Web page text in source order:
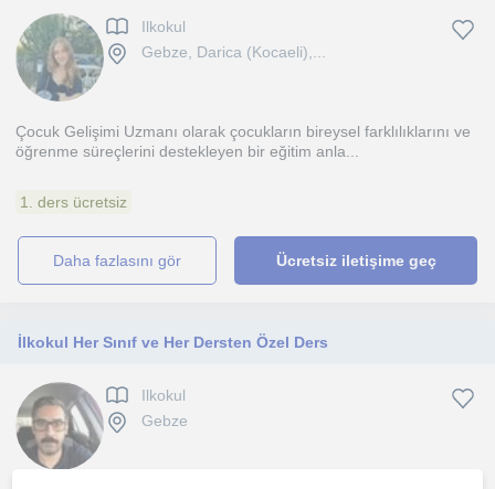
Ilkokul
Gebze, Darica (Kocaeli),...
Çocuk Gelişimi Uzmanı olarak çocukların bireysel farklılıklarını ve
öğrenme süreçlerini destekleyen bir eğitim anla...
1. ders ücretsiz
daha fazlasını gör Ücretsiz iletişime geç
İlkokul Her Sınıf ve Her Dersten Özel Ders
Ilkokul
Gebze